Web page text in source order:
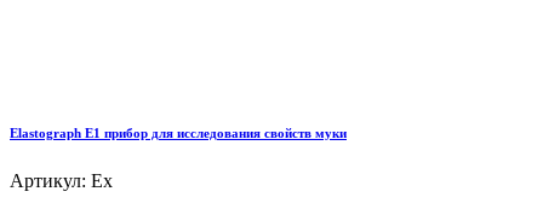
Elastograph E1 прибор для исследования свойств муки
Артикул: Ex